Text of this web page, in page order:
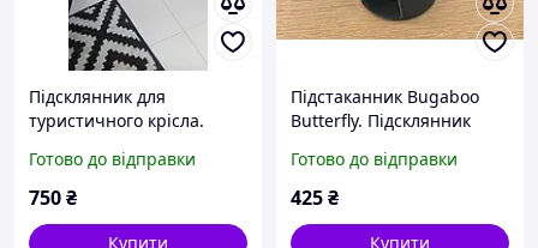
Підсклянник для
туристичного крісла.
туристичне крісло.
Підстаканник для
Готово до відправки
750₴
Купити
Підстаканник Bugaboo
Butterfly. Підсклянник
для пляшки Bugaboo
Готово до відправки
425₴
Купити